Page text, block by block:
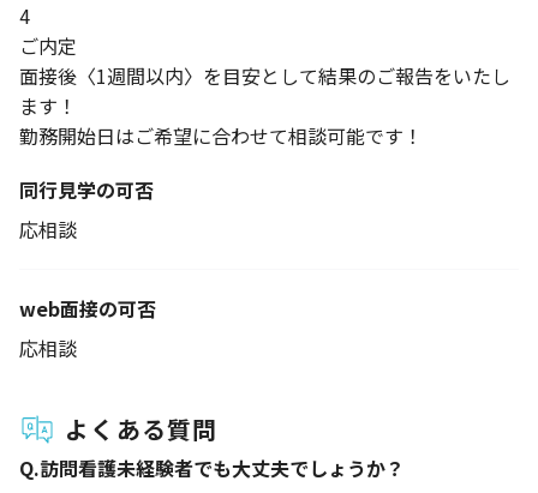
4
ご内定
面接後〈1週間以内〉を目安として結果のご報告をいたし
ます！
勤務開始日はご希望に合わせて相談可能です！
同行見学の可否
応相談
web面接の可否
応相談
よくある質問
Q.訪問看護未経験者でも大丈夫でしょうか？